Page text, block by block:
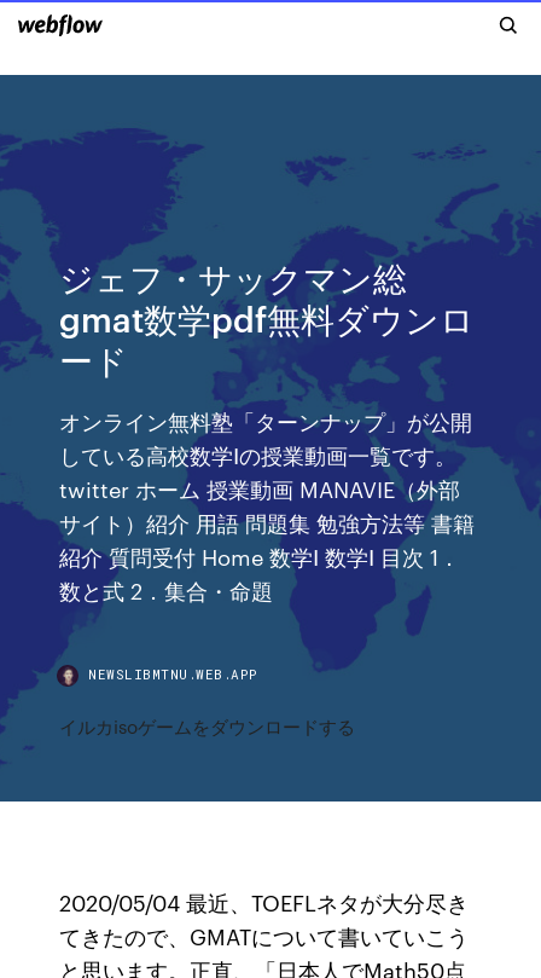
ジェフ・サックマン総
gmat数学pdf無料ダウンロ
ード
オンライン無料塾「ターンナップ」が公開
している高校数学Ⅰの授業動画一覧です。
twitter ホーム 授業動画 MANAVIE（外部
サイト）紹介 用語 問題集 勉強方法等 書籍
紹介 質問受付 Home 数学Ⅰ 数学Ⅰ 目次 1．
数と式 2．集合・命題
NEWSLIBMTNU.WEB.APP
イルカisoゲームをダウンロードする
2020/05/04 最近、TOEFLネタが大分尽き
てきたので、GMATについて書いていこう
と思います。正直、「日本人でMath50点